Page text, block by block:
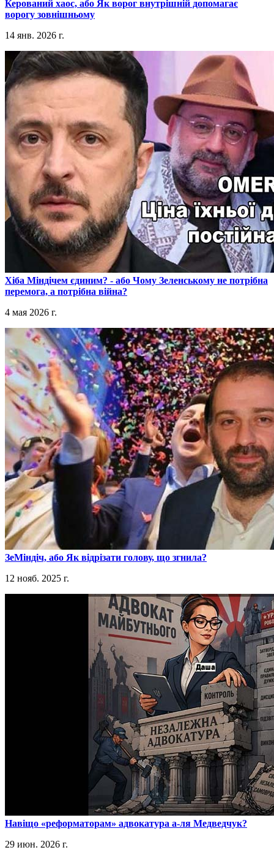
​Керований хаос, або Як ворог внутрішній допомагає
ворогу зовнішньому
14 янв. 2026 г.
​Хіба Міндічем єдиним? - або Чому Зеленському не потрібна
перемога, а потрібна війна?
4 мая 2026 г.
​ЗеМіндіч, або Як відрізати голову, що згнила?
12 нояб. 2025 г.
​Навіщо «реформаторам» адвокатура а-ля Медведчук?
29 июн. 2026 г.